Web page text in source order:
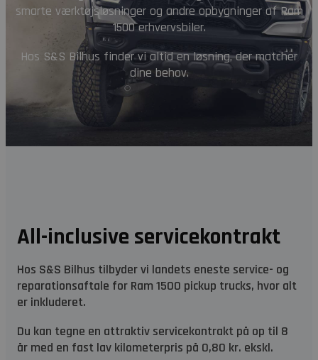
smarte værktøjsløsninger og andre opbygninger af Ram
1500 erhvervsbiler.
Hos S&S Bilhus finder vi altid en løsning, der matcher
dine behov.
All-inclusive servicekontrakt
Hos S&S Bilhus tilbyder vi landets eneste service- og
reparationsaftale for Ram 1500 pickup trucks, hvor alt
er inkluderet.
Du kan tegne en attraktiv servicekontrakt på op til 8
år med en fast lav kilometerpris på 0,80 kr. ekskl.